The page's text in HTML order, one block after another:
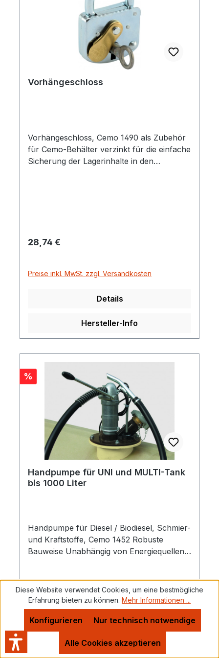
Vorhängeschloss
Vorhängeschloss, Cemo 1490 als Zubehör
für Cemo-Behälter verzinkt für die einfache
Sicherung der Lagerinhalte in den
Regulärer Preis:
28,74 €
Preise inkl. MwSt. zzgl. Versandkosten
Details
Hersteller-Info
Rabatt
%
Handpumpe für UNI und MULTI-Tank
bis 1000 Liter
Handpumpe für Diesel / Biodiesel, Schmier-
und Kraftstoffe, Cemo 1452 Robuste
Bauweise Unabhängig von Energiequellen
Bedarf gekürzt werden
Verkaufspreis:
186,93 €
Diese Website verwendet Cookies, um eine bestmögliche
Erfahrung bieten zu können. Mehr Informationen ...
Nur technisch notwendige
Konfigurieren
Alle Cookies akzeptieren